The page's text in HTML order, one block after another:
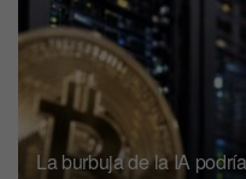
La burbuja de la IA